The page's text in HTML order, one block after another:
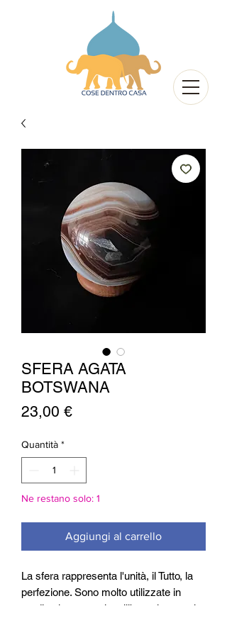
SFERA AGATA
BOTSWANA
23,00 €Prezzo
Quantità *
Ne restano solo: 1
Aggiungi al carrello
La sfera rappresenta l'unità, il Tutto, la
perfezione. Sono molto utilizzate in
meditazione, per riequilibrare le energie